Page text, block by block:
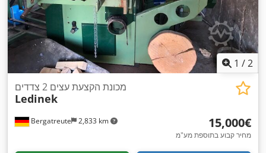
1 /2
Bergatreute 2,833 km
מכונת הקצעת עצים 2 צדדים
Ledinek
‏15,000 ‏€
מחיר קבוע בתוספת מע"מ